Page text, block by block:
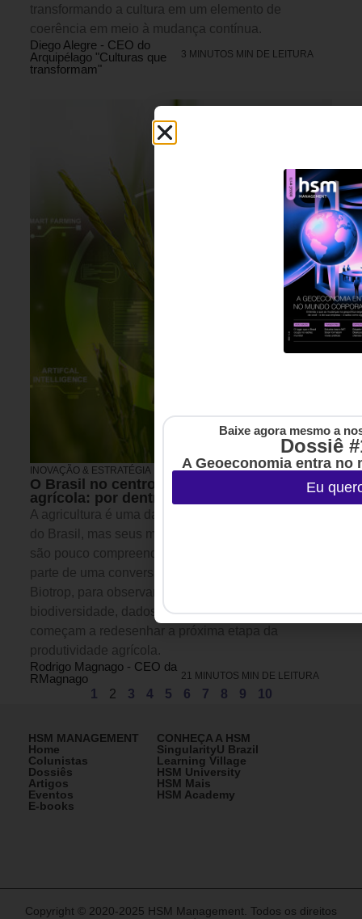
transformando a cultura em um elemento de
coerência em meio à mudança contínua.
Diego Alegre - CEO do
Arquipélago "Culturas que
transformam"
3 MINUTOS MIN DE LEITURA
INOVAÇÃO & ESTRATÉGIA 30 DE JULHO DE 2026 07H00
O Brasil no centro da próxima revolução
agrícola: por dentro do caso da Biotrop
A agricultura é uma das grandes forças econômicas
do Brasil, mas seus mecanismos de inovação ainda
são pouco compreendidos fora do setor. Este artigo
parte de uma conversa com Jonas Hipólito, CEO da
Biotrop, para observar como ciência, bioinsumos,
biodiversidade, dados e competição global
começam a redesenhar a próxima etapa da
produtividade agrícola.
Rodrigo Magnago - CEO da
RMagnago
21 MINUTOS MIN DE LEITURA
1 2 3 4 5 6 7 8 9 10
HSM MANAGEMENT
Home
Colunistas
Dossiês
Artigos
Eventos
E-books
CONHEÇA A HSM
SingularityU Brazil
Learning Village
HSM University
HSM Mais
HSM Academy
Copyright © 2020-2025 HSM Management. Todos os direitos
Baixe agora mesmo a
Dossiê
A Geoeconomia entra no
Eu